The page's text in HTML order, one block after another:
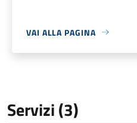
VAI ALLA PAGINA
Servizi (3)